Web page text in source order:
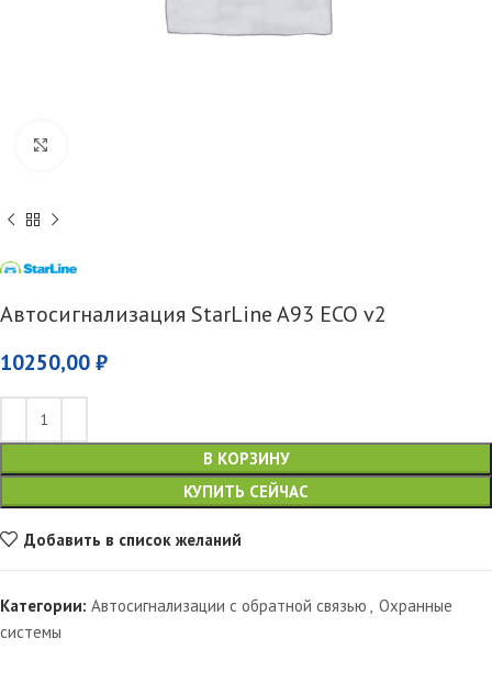
Автосигнализация StarLine A93 ECO v2
10250,00 ₽
В КОРЗИНУ
КУПИТЬ СЕЙЧАС
Добавить в список желаний
Категории: Автосигнализации с обратной связью , Охранные
системы